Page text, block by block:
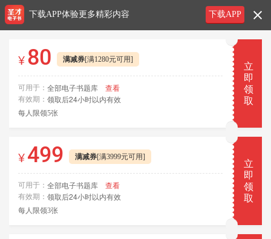
¥80 满减券[满1280元可用]
可用于： 全部电子书题库 查看
有效期： 领取后24小时以内有效
每人限领5张
立
即
领
取
¥499 满减券[满3999元可用]
可用于： 全部电子书题库 查看
有效期： 领取后24小时以内有效
每人限领3张
立
即
领
取
下载APP
下载APP体验更多精彩内容